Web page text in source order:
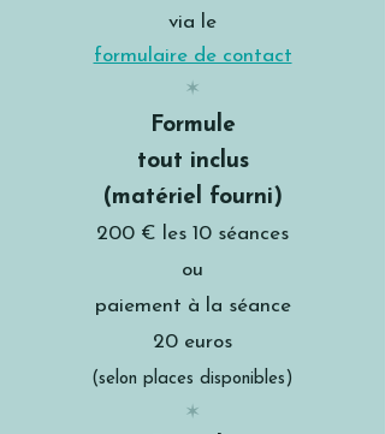
via le
formulaire de contact
✶
Formule
tout inclus
(matériel fourni)
200 € les 10 séances
ou
paiement à la séance
20 euros
(selon places disponibles)
✶